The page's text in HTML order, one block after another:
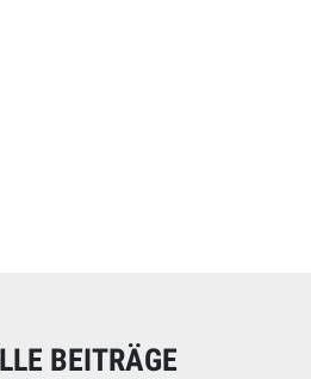
BEITRÄGE